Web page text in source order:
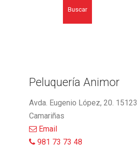
Buscar
Peluquería Animor
Avda. Eugenio López, 20.
Camariñas
Email
981 73 73 48